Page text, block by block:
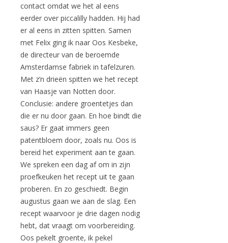
contact omdat we het al eens
eerder over piccalilly hadden. Hij had
er al eens in zitten spitten. Samen
met Felix ging ik naar Oos Kesbeke,
de directeur van de beroemde
Amsterdamse fabriek in tafelzuren.
Met z’n drieën spitten we het recept
van Haasje van Notten door.
Conclusie: andere groentetjes dan
die er nu door gaan. En hoe bindt die
saus? Er gaat immers geen
patentbloem door, zoals nu. Oos is
bereid het experiment aan te gaan.
We spreken een dag af om in zijn
proefkeuken het recept uit te gaan
proberen. En zo geschiedt. Begin
augustus gaan we aan de slag. Een
recept waarvoor je drie dagen nodig
hebt, dat vraagt om voorbereiding.
Oos pekelt groente, ik pekel